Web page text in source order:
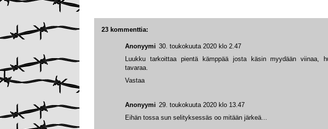
23 kommenttia:
Anonyymi 29. toukokuuta 2020 klo 13.47
Eihän tossa sun selityksessäs oo mitään järkeä...
Anonyymi 30. toukokuuta 2020 klo 2.47
Luukku tarkoittaa pientä kämppää josta käsin myydään viinaa,
tavaraa.
Vastaa